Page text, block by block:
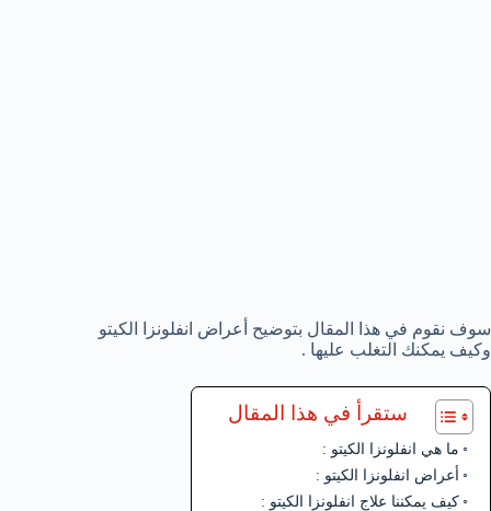
سوف نقوم في هذا المقال بتوضيح أعراض انفلونزا الكيتو
وكيف يمكنك التغلب عليها .
ستقرأ في هذا المقال
ما هي انفلونزا الكيتو :
أعراض انفلونزا الكيتو :
كيف يمكننا علاج انفلونزا الكيتو :